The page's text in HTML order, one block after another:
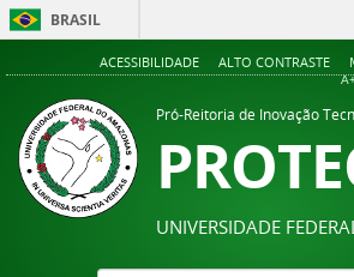
BRASIL
ACESSIBILIDADE ALTO CONTRASTE
Pró-Reitoria de Inovação
UNIVERSIDADE